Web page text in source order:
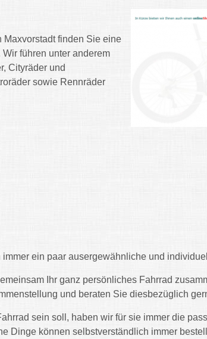
Maxvorstadt finden Sie eine
führen unter anderem
Cityräder und
sowie Rennräder
ein paar ausergewähnliche und
Ihr ganz persönliches Fahrrad
und beraten Sie diesbezüglich
sein soll, haben wir für sie immer die
Dinge können selbstverständlich immer